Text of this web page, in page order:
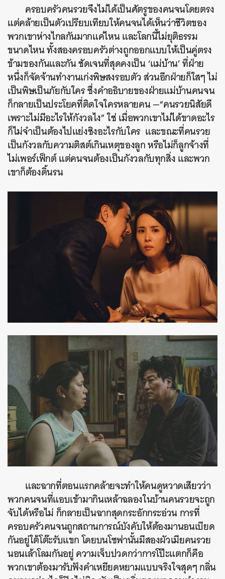
ครอบครัวคนรวยจึงไม่ได้เป็นศัตรูของคนจนโดยตรง
แต่คล้ายเป็นตัวเปรียบเทียบให้คนจนได้เห็นว่าชีวิตของ
พวกเขาห่างไกลกันมากแค่ไหน และโลกนี้ไม่ยุติธรรม
ขนาดไหน ทั้งสองครอบครัวต่างถูกออกแบบให้เป็นคู่ตรง
ข้ามของกันและกัน ชัดเจนที่สุดคงเป็น ‘แม่บ้าน’ ที่ฝ่าย
หนึ่งก็จัดจ้านทำงานเก่งพิษสงรอบตัว ส่วนอีกฝ่ายก็ใสๆ ไม่
เป็นพิษเป็นภัยกับใคร ซึ่งคำอธิบายของฝ่ายแม่บ้านคนจน
ก็กลายเป็นประโยคที่ติดใจใครหลายคน —“คนรวยนิสัยดี
เพราะไม่มีอะไรให้กังวลไง” ใช่ เมื่อพวกเขาไม่ได้ขาดอะไร
ก็ไม่จำเป็นต้องไปแย่งชิงอะไรกับใคร และขณะที่คนรวย
เป็นกังวลกับความติสต์เกินเหตุของลูก หรือไม่ก็ลูกจ้างที่
ไม่เพอร์เฟ็กต์ แต่คนจนต้องเป็นกังวลกับทุกสิ่ง และพวก
เขาก็ต้องดิ้นรน
และฉากที่ตอนแรกคล้ายจะทำให้คนดูหวาดเสียวว่า
พวกคนจนที่แอบเข้ามากินเหล้าฉลองในบ้านคนรวยจะถูก
จับได้หรือไม่ ก็กลายเป็นฉากสุดกระอักกระอ่วน การที่
ครอบครัวคนจนถูกสถานการณ์บังคับให้ต้องมานอนเบียด
กันอยู่ใต้โต๊ะรับแขก โดยบนโซฟานั้นมีสองผัวเมียคนรวย
นอนเล้าโลมกันอยู่ ความเจ็บปวดกว่าการโป๊ะแตกก็คือ
พวกเขาต้องมารับฟังคำเหยียดหยามแบบจริงใจสุดๆ กลิ่น
ค้นหา
SHARE TWEET LINE EMAIL